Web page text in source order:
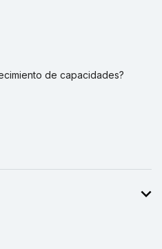
de capacidades?